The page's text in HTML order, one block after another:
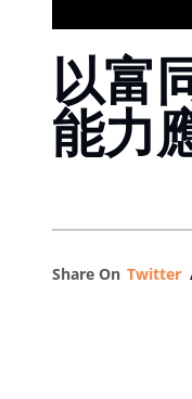
以富
能力
Share On Twitter